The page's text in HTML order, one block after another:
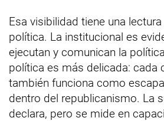
Esa visibilidad tiene una
política. La institucional es
ejecutan y comunican la
política es más delicada: cada
también funciona como
dentro del republicanismo. La
declara, pero se mide en